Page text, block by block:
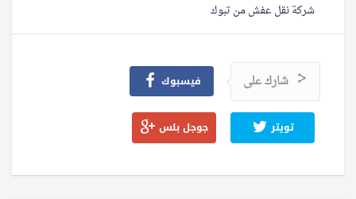
شركة نقل عفش من تبوك
شارك على فيسبوك
تويتر جوجل بلس